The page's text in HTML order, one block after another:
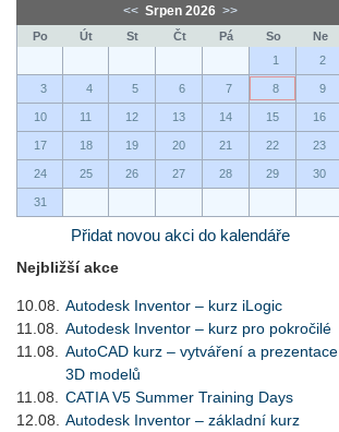
<< Srpen 2026 >>
Po Út St Čt Pá So
Ne
1
2
3 4 5 6 7 8 9
10 11 12 13 14 15 16
17 18 19 20 21 22 23
24 25 26 27 28 29 30
31
Přidat novou akci do kalendáře
Nejbližší akce
10.08.
Autodesk Inventor – kurz iLogic
11.08.
Autodesk Inventor – kurz pro pokročilé
11.08.
AutoCAD kurz – vytváření a prezentace
3D modelů
11.08.
CATIA V5 Summer Training Days
12.08.
Autodesk Inventor – základní kurz